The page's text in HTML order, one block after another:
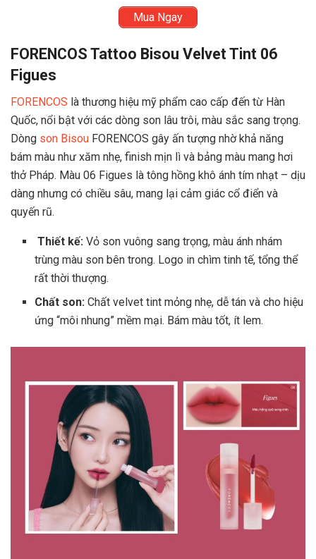
Mua Ngay
FORENCOS Tattoo Bisou Velvet Tint 06
Figues
FORENCOS là thương hiệu mỹ phẩm cao cấp đến từ Hàn
Quốc, nổi bật với các dòng son lâu trôi, màu sắc sang trọng.
Dòng son Bisou FORENCOS gây ấn tượng nhờ khả năng
bám màu như xăm nhẹ, finish mịn lì và bảng màu mang hơi
thở Pháp. Màu 06 Figues là tông hồng khô ánh tím nhạt – dịu
dàng nhưng có chiều sâu, mang lại cảm giác cổ điển và
quyến rũ.
Thiết kế: Vỏ son vuông sang trọng, màu ánh nhám
trùng màu son bên trong. Logo in chìm tinh tế, tổng thể
rất thời thượng.
Chất son: Chất velvet tint mỏng nhẹ, dễ tán và cho hiệu
ứng “môi nhung” mềm mại. Bám màu tốt, ít lem.